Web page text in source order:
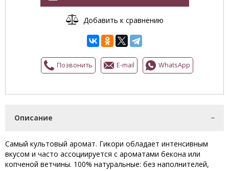
Добавить к сравнению
Позвонить E-mail WhatsApp
Описание
Самый культовый аромат. Гикори обладает интенсивным
вкусом и часто ассоциируется с ароматами бекона или
копченой ветчины. 100% натуральные: без наполнителей,